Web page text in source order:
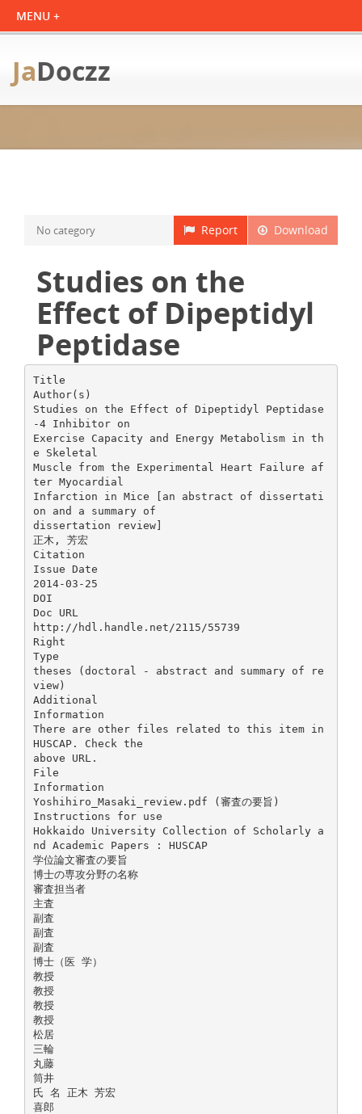
JaDoczz
Download
Report
No category
Studies on the
Effect of Dipeptidyl
Peptidase
Title
Author(s)
Studies on the Effect of Dipeptidyl Peptidase
-4 Inhibitor on
Exercise Capacity and Energy Metabolism in th
e Skeletal
Muscle from the Experimental Heart Failure af
ter Myocardial
Infarction in Mice [an abstract of dissertati
on and a summary of
dissertation review]
正木, 芳宏
Citation
Issue Date
2014-03-25
DOI
Doc URL
http://hdl.handle.net/2115/55739
Right
Type
theses (doctoral - abstract and summary of re
view)
Additional
Information
There are other files related to this item in
HUSCAP. Check the
above URL.
File
Information
Yoshihiro_Masaki_review.pdf (審査の要旨)
Instructions for use
Hokkaido University Collection of Scholarly a
nd Academic Papers : HUSCAP
学位論文審査の要旨
博士の専攻分野の名称
審査担当者
主査
副査
副査
副査
博士（医 学）
教授
教授
教授
教授
松居
三輪
丸藤
筒井
氏 名 正木 芳宏
喜郎